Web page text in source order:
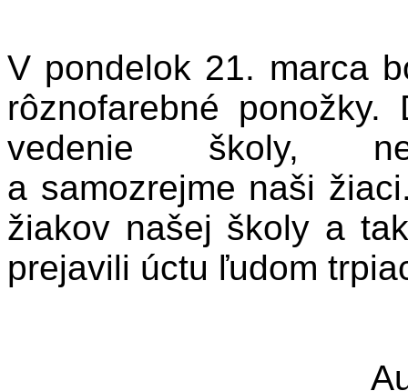
V pondelok 21. marca
rôznofarebné
vedenie školy,
a samozrejme naši
žiakov našej školy a
prejavili úctu ľudom